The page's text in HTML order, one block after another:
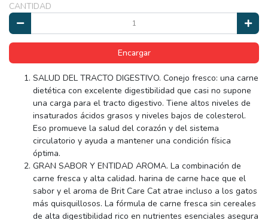
CANTIDAD
Encargar
SALUD DEL TRACTO DIGESTIVO. Conejo fresco: una carne
dietética con excelente digestibilidad que casi no supone
una carga para el tracto digestivo. Tiene altos niveles de
insaturados ácidos grasos y niveles bajos de colesterol.
Eso promueve la salud del corazón y del sistema
circulatorio y ayuda a mantener una condición física
óptima.
GRAN SABOR Y ENTIDAD AROMA. La combinación de
carne fresca y alta calidad. harina de carne hace que el
sabor y el aroma de Brit Care Cat atrae incluso a los gatos
más quisquillosos. La fórmula de carne fresca sin cereales
de alta digestibilidad rico en nutrientes esenciales asegura